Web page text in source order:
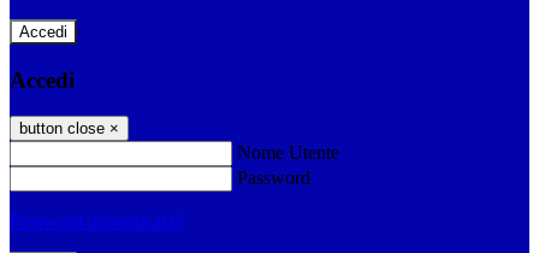
Accedi
Accedi
button close ×
Nome Utente
Password
Password dimenticata?